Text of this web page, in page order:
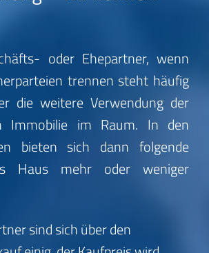
oder Ehepartner, wenn
trennen steht häufig
die weitere Verwendung der
Immobilie im Raum. In den
bieten sich dann folgende
Haus mehr oder weniger
sind sich über den